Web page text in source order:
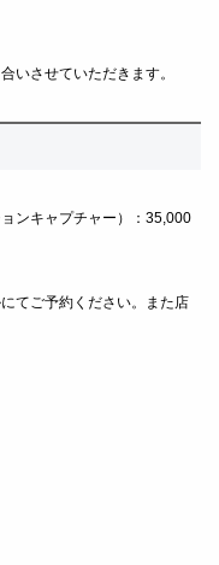
いさせていただきます。
ンキャプチャー）：35,000
てご予約ください。また店